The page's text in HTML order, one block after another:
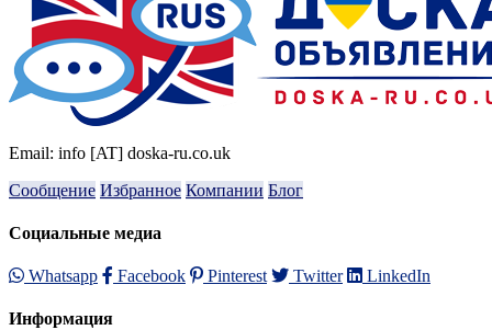
Email: info [AT] doska-ru.co.uk
Сообщение Избранное Компании Блог
Социальные медиа
Whatsapp Facebook Pinterest Twitter LinkedIn
Информация